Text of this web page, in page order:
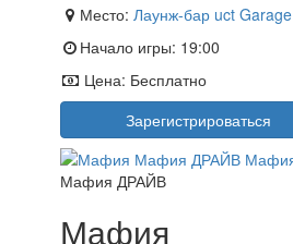
Место: Лаунж-бар uct Garage
Начало игры: 19:00
Цена: Бесплатно
Зарегистрироваться
Мафия ДРАЙВ
Мафия